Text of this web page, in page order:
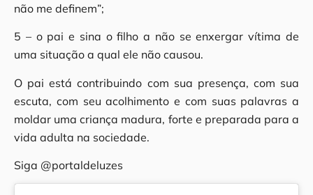
não me definem”;
5 – o pai e sina o filho a não se enxergar vítima de
uma situação a qual ele não causou.
O pai está contribuindo com sua presença, com sua
escuta, com seu acolhimento e com suas palavras a
moldar uma criança madura, forte e preparada para a
vida adulta na sociedade.
Siga @portaldeluzes